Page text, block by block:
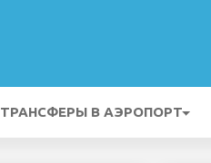
ТРАНСФЕРЫ В АЭРОПОРТ